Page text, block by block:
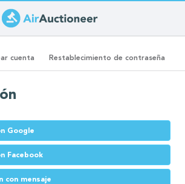
cuenta Restablecimiento de contraseña
Google
Facebook
con mensaje